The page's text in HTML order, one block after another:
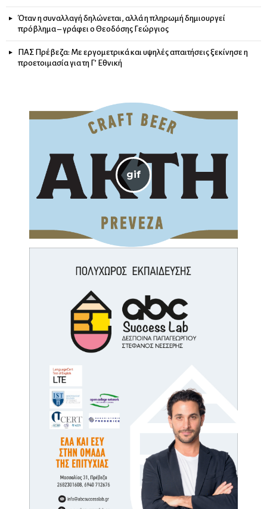
Όταν η συναλλαγή δηλώνεται, αλλά η πληρωμή δημιουργεί
πρόβλημα – γράφει ο Θεοδόσης Γεώργιος
ΠΑΣ Πρέβεζα: Με εργομετρικά και υψηλές απαιτήσεις ξεκίνησε η
προετοιμασία για τη Γ’ Εθνική